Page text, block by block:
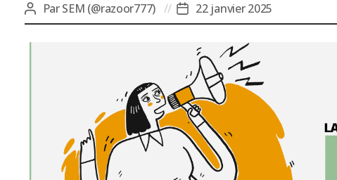
Auteur
de
l’article
ParSEM (@razoor777)
Date
de
22 janvier 2025